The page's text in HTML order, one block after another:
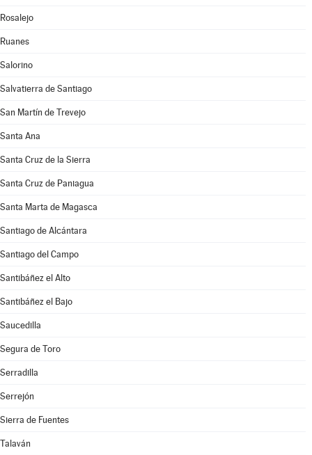
Rosalejo
Ruanes
Salorino
Salvatierra de Santiago
San Martín de Trevejo
Santa Ana
Santa Cruz de la Sierra
Santa Cruz de Paniagua
Santa Marta de Magasca
Santiago de Alcántara
Santiago del Campo
Santibáñez el Alto
Santibáñez el Bajo
Saucedilla
Segura de Toro
Serradilla
Serrejón
Sierra de Fuentes
Talaván